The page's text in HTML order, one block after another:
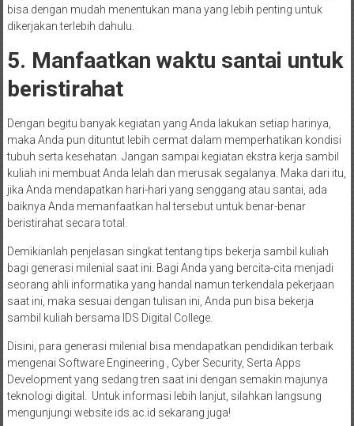
bisa dengan mudah menentukan mana yang lebih penting untuk
dikerjakan terlebih dahulu.
5. Manfaatkan waktu santai untuk
beristirahat
Dengan begitu banyak kegiatan yang Anda lakukan setiap harinya,
maka Anda pun dituntut lebih cermat dalam memperhatikan kondisi
tubuh serta kesehatan. Jangan sampai kegiatan ekstra kerja sambil
kuliah ini membuat Anda lelah dan merusak segalanya. Maka dari itu,
jika Anda mendapatkan hari-hari yang senggang atau santai, ada
baiknya Anda memanfaatkan hal tersebut untuk benar-benar
beristirahat secara total.
Demikianlah penjelasan singkat tentang tips bekerja sambil kuliah
bagi generasi milenial saat ini. Bagi Anda yang bercita-cita menjadi
seorang ahli informatika yang handal namun terkendala pekerjaan
saat ini, maka sesuai dengan tulisan ini, Anda pun bisa bekerja
sambil kuliah bersama IDS Digital College.
Disini, para generasi milenial bisa mendapatkan pendidikan terbaik
mengenai Software Engineering , Cyber Security, Serta Apps
Development yang sedang tren saat ini dengan semakin majunya
teknologi digital. Untuk informasi lebih lanjut, silahkan langsung
mengunjungi website ids.ac.id sekarang juga!